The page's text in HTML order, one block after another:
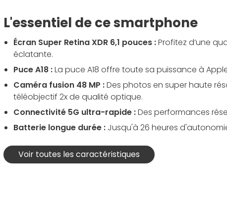
L'essentiel de ce smartphone
Écran Super Retina XDR 6,1 pouces :Profitez d’une
éclatante.
Puce A18 :La puce A18 offre toute sa puissance à
Caméra fusion 48 MP :Des photos en super haute
téléobjectif 2x de qualité optique.
Connectivité 5G ultra-rapide :Des performances
Batterie longue durée : Jusqu'à 26 heures
Voir toutes les caractéristiques